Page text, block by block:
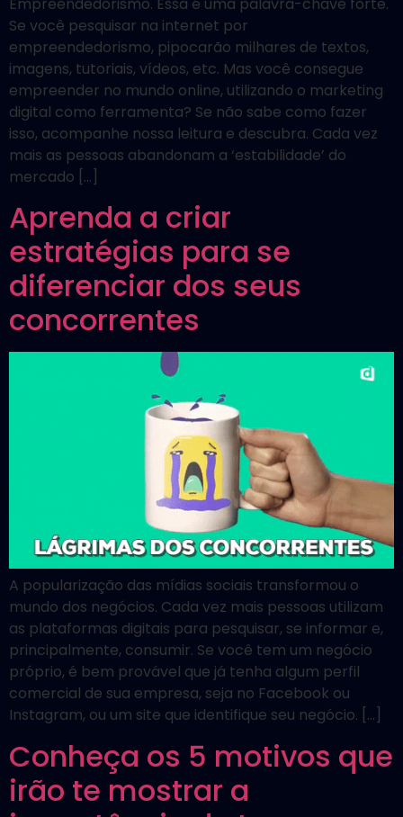
Se você pesquisar na internet por
empreendedorismo, pipocarão milhares de textos,
imagens, tutoriais, vídeos, etc. Mas você consegue
empreender no mundo online, utilizando o marketing
digital como ferramenta? Se não sabe como fazer
isso, acompanhe nossa leitura e descubra. Cada vez
mais as pessoas abandonam a ‘estabilidade’ do
mercado […]
Aprenda a criar
estratégias para se
diferenciar dos seus
concorrentes
A popularização das mídias sociais transformou o
mundo dos negócios. Cada vez mais pessoas utilizam
as plataformas digitais para pesquisar, se informar e,
principalmente, consumir. Se você tem um negócio
próprio, é bem provável que já tenha algum perfil
comercial de sua empresa, seja no Facebook ou
Instagram, ou um site que identifique seu negócio. […]
Conheça os 5 motivos que
irão te mostrar a